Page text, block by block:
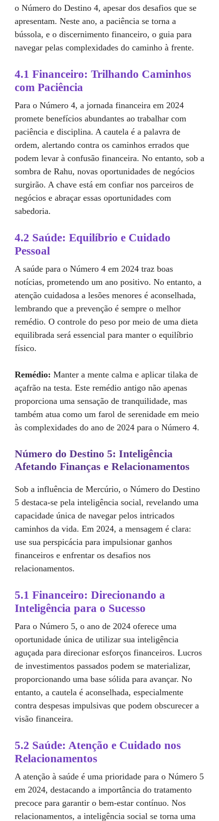
o Número do Destino 4, apesar dos desafios que se
apresentam. Neste ano, a paciência se torna a
bússola, e o discernimento financeiro, o guia para
navegar pelas complexidades do caminho à frente.
4.1 Financeiro: Trilhando Caminhos
com Paciência
Para o Número 4, a jornada financeira em 2024
promete benefícios abundantes ao trabalhar com
paciência e disciplina. A cautela é a palavra de
ordem, alertando contra os caminhos errados que
podem levar à confusão financeira. No entanto, sob a
sombra de Rahu, novas oportunidades de negócios
surgirão. A chave está em confiar nos parceiros de
negócios e abraçar essas oportunidades com
sabedoria.
4.2 Saúde: Equilíbrio e Cuidado
Pessoal
A saúde para o Número 4 em 2024 traz boas
notícias, prometendo um ano positivo. No entanto, a
atenção cuidadosa a lesões menores é aconselhada,
lembrando que a prevenção é sempre o melhor
remédio. O controle do peso por meio de uma dieta
equilibrada será essencial para manter o equilíbrio
físico.
Remédio: Manter a mente calma e aplicar tilaka de
açafrão na testa. Este remédio antigo não apenas
proporciona uma sensação de tranquilidade, mas
também atua como um farol de serenidade em meio
às complexidades do ano de 2024 para o Número 4.
Número do Destino 5: Inteligência
Afetando Finanças e Relacionamentos
Sob a influência de Mercúrio, o Número do Destino
5 destaca-se pela inteligência social, revelando uma
capacidade única de navegar pelos intricados
caminhos da vida. Em 2024, a mensagem é clara:
use sua perspicácia para impulsionar ganhos
financeiros e enfrentar os desafios nos
relacionamentos.
5.1 Financeiro: Direcionando a
Inteligência para o Sucesso
Para o Número 5, o ano de 2024 oferece uma
oportunidade única de utilizar sua inteligência
aguçada para direcionar esforços financeiros. Lucros
de investimentos passados podem se materializar,
proporcionando uma base sólida para avançar. No
entanto, a cautela é aconselhada, especialmente
contra despesas impulsivas que podem obscurecer a
visão financeira.
5.2 Saúde: Atenção e Cuidado nos
Relacionamentos
A atenção à saúde é uma prioridade para o Número 5
em 2024, destacando a importância do tratamento
precoce para garantir o bem-estar contínuo. Nos
relacionamentos, a inteligência social se torna uma